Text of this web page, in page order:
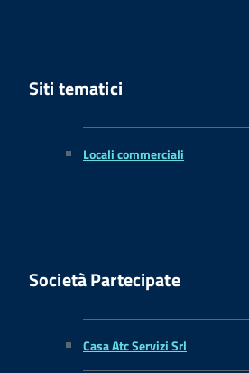
Siti tematici
Locali commerciali
Società Partecipate
Casa Atc Servizi Srl